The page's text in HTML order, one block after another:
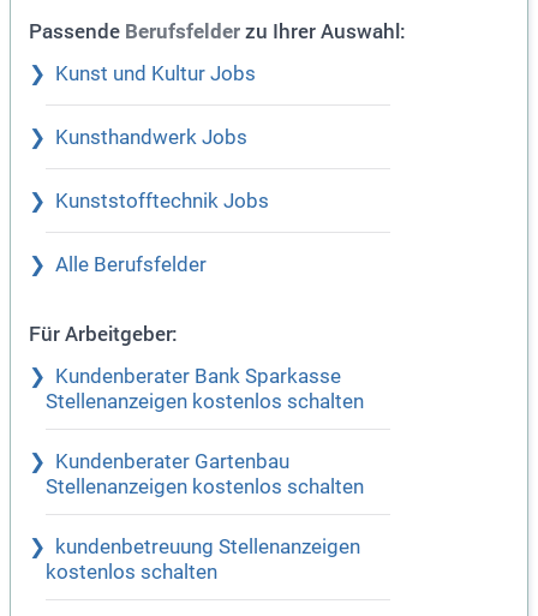
Passende Berufsfelder zu Ihrer Auswahl:
Kunst und Kultur Jobs
Kunsthandwerk Jobs
Kunststofftechnik Jobs
Alle Berufsfelder
Für Arbeitgeber:
Kundenberater Bank Sparkasse
Stellenanzeigen kostenlos schalten
Kundenberater Gartenbau
Stellenanzeigen kostenlos schalten
kundenbetreuung Stellenanzeigen
kostenlos schalten